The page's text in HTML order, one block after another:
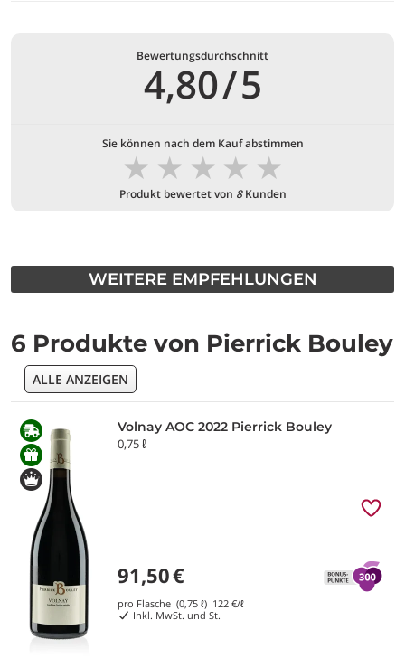
Bewertungsdurchschnitt
4,80/5
Sie können nach dem Kauf abstimmen
★
★
★
★
★
Produkt bewertet von 8Kunden
WEITERE EMPFEHLUNGEN
6 Produkte von Pierrick Bouley
ALLE ANZEIGEN
Volnay AOC 2022 Pierrick Bouley
0,75 ℓ
91,50€
pro Flasche (0,75 ℓ) 122 €/ℓ
Inkl. MwSt. und St.